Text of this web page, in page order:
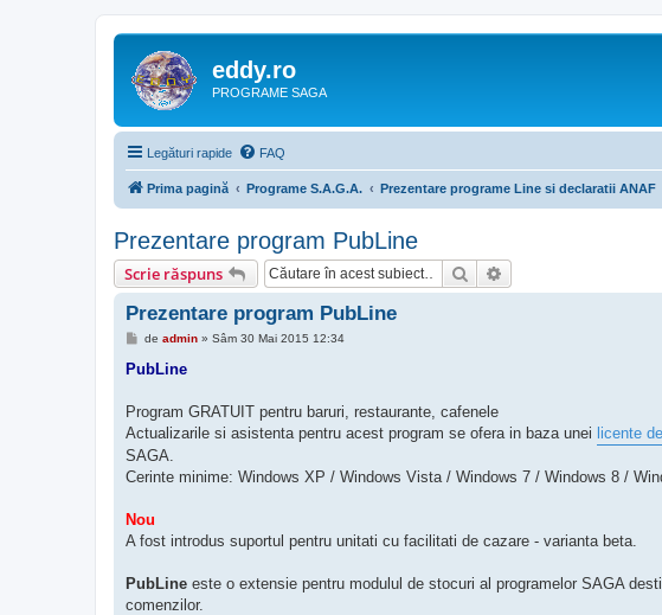
eddy.ro
PROGRAME SAGA
Legături rapide FAQ
Prima pagină Programe S.A.G.A. Prezentare programe Line si declaratii ANAF
Prezentare program PubLine
Scrie răspuns Căutare
Prezentare program PubLine
M
s
de admin» Sâm 30 Mai 2015 12:34
PubLine
Program GRATUIT pentru baruri, restaurante, cafenele
Actualizarile si asistenta pentru acest program se ofera in baza unei licente
SAGA.
Cerinte minime: Windows XP / Windows Vista / Windows 7 / Windows 8 /
Nou
A fost introdus suportul pentru unitati cu facilitati de cazare - varianta beta.
PubLine este o extensie pentru modulul de stocuri al programelor SAGA
comenzilor.